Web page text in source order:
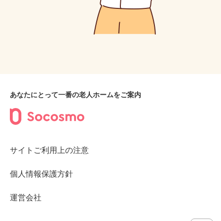
あなたにとって一番の老人ホームをご案内
サイトご利用上の注意
個人情報保護方針
運営会社